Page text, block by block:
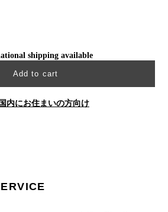
shipping available
Add to cart
内にお住まいの方向け